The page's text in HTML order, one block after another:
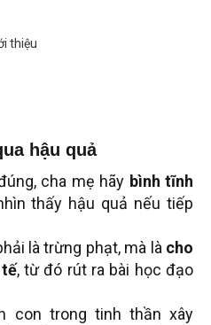
hậu quả
cha mẹ hãy bình tĩnh
thấy hậu quả nếu tiếp
là trừng phạt, mà là cho
, từ đó rút ra bài học đạo
con trong tinh thần xây